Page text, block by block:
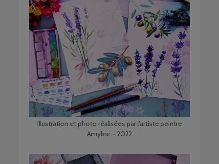
Illustration et photo réalisées par l’artiste peintre
Amylee – 2022